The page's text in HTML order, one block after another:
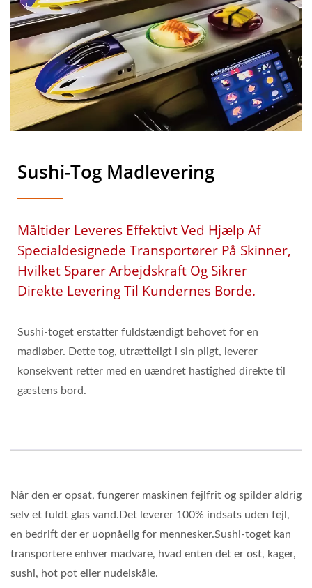
Sushi-Tog Madlevering
Måltider Leveres Effektivt Ved Hjælp Af
Specialdesignede Transportører På Skinner,
Hvilket Sparer Arbejdskraft Og Sikrer
Direkte Levering Til Kundernes Borde.
Sushi-toget erstatter fuldstændigt behovet for en
madløber. Dette tog, utrætteligt i sin pligt, leverer
konsekvent retter med en uændret hastighed direkte til
gæstens bord.
Når den er opsat, fungerer maskinen fejlfrit og spilder aldrig
selv et fuldt glas vand.Det leverer 100% indsats uden fejl,
en bedrift der er uopnåelig for mennesker.Sushi-toget kan
transportere enhver madvare, hvad enten det er ost, kager,
sushi, hot pot eller nudelskåle.